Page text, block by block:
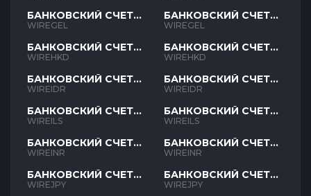
БАНКОВСКИЙ СЧЕТ
GEL
WIREGEL
БАНКОВСКИЙ СЧЕТ
HKD
WIREHKD
БАНКОВСКИЙ СЧЕТ
IDR
WIREIDR
БАНКОВСКИЙ СЧЕТ
ILS
WIREILS
БАНКОВСКИЙ СЧЕТ
INR
WIREINR
БАНКОВСКИЙ СЧЕТ
JPY
WIREJPY
БАНКОВСКИЙ СЧЕТ
GEL
WIREGEL
БАНКОВСКИЙ СЧЕТ
HKD
WIREHKD
БАНКОВСКИЙ СЧЕТ
IDR
WIREIDR
БАНКОВСКИЙ СЧЕТ
ILS
WIREILS
БАНКОВСКИЙ СЧЕТ
INR
WIREINR
БАНКОВСКИЙ СЧЕТ
JPY
WIREJPY